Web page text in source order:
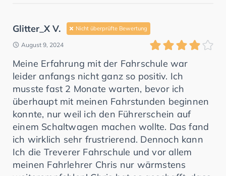
Glitter_X V. Nicht überprüfte Bewertung
August 9, 2024
Meine Erfahrung mit der Fahrschule war
leider anfangs nicht ganz so positiv. Ich
musste fast 2 Monate warten, bevor ich
überhaupt mit meinen Fahrstunden beginnen
konnte, nur weil ich den Führerschein auf
einem Schaltwagen machen wollte. Das fand
ich wirklich sehr frustrierend. Dennoch kann
Ich die Treverer Fahrschule und vor allem
meinen Fahrlehrer Chris nur wärmstens